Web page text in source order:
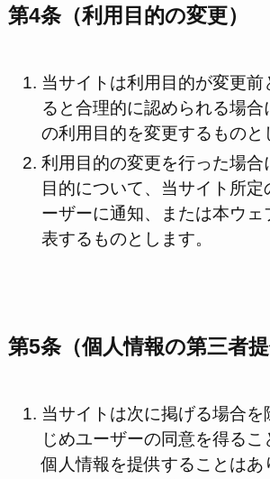
第4条（利用目的の変更）
当サイトは利用目的が変更前
ると合理的に認められる場合
の利用目的を変更するものと
利用目的の変更を行った場合
目的について、当サイト所定
ーザーに通知、または本ウェ
表するものとします。
第5条（個人情報の第三者提
当サイトは次に掲げる場合を
じめユーザーの同意を得る
個人情報を提供することはあ